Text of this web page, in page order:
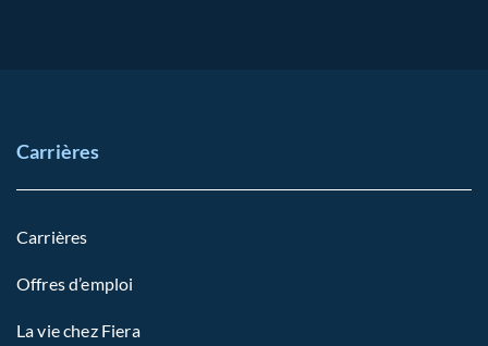
Carrières
Carrières
Offres d’emploi
La vie chez Fiera